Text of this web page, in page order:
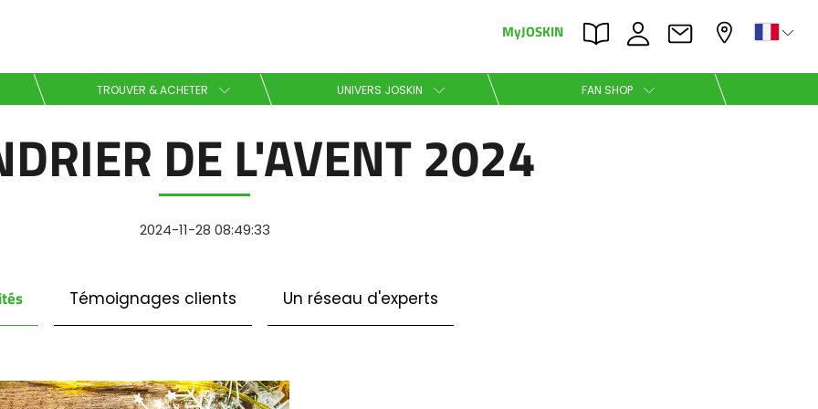
MyJOSKIN
TROUVER & ACHETER UNIVERS JOSKIN FAN SHOP ×
×
Sélectionnez votre langue
English Nederlands
Español
Télécharger la brochure
DE L'AVENT 2024
2024-11-28 08:49:33
Témoignages clients Un réseau d'experts